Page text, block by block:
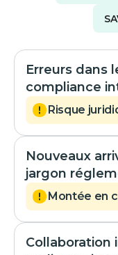
Erreurs dans
compliance
Risque
Nouveaux
jargon
Montée en
Collaboration